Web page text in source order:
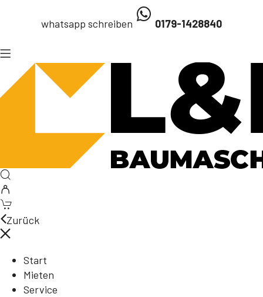
whatsapp schreiben 0179-1428840
Zurück
Start
Mieten
Service